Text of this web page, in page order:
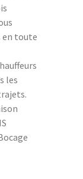
en toute
les